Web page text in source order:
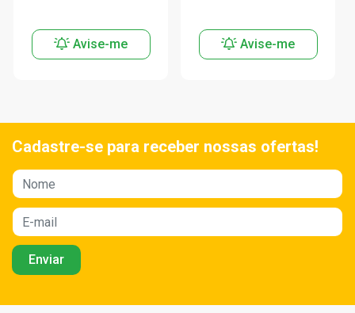
Avise-me Avise-me
Cadastre-se para receber nossas ofertas!